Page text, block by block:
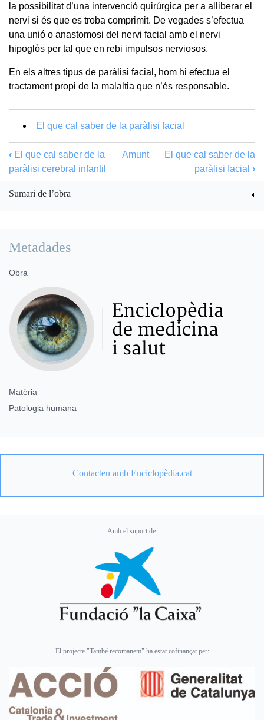
la possibilitat d’una intervenció quirúrgica per a alliberar el
nervi si és que es troba comprimit. De vegades s’efectua
una unió o anastomosi del nervi facial amb el nervi
hipoglòs per tal que en rebi impulsos nerviosos.
En els altres tipus de paràlisi facial, hom hi efectua el
tractament propi de la malaltia que n’és responsable.
El que cal saber de la paràlisi facial
‹ El que cal saber de la
paràlisi cerebral infantil
Amunt
El que cal saber de la
paràlisi facial ›
Sumari de l’obra
Metadades
Obra
Matèria
Patologia humana
Contacteu amb Enciclopèdia.cat
Amb el suport de:
El projecte "També recomanem" ha estat cofinançat per: